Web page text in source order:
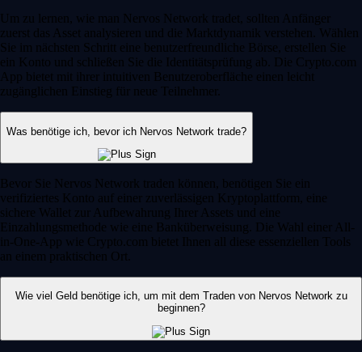
Um zu lernen, wie man Nervos Network tradet, sollten Anfänger
zuerst das Asset analysieren und die Marktdynamik verstehen. Wählen
Sie im nächsten Schritt eine benutzerfreundliche Börse, erstellen Sie
ein Konto und schließen Sie die Identitätsprüfung ab. Die Crypto.com
App bietet mit ihrer intuitiven Benutzeroberfläche einen leicht
zugänglichen Einstieg für neue Teilnehmer.
Was benötige ich, bevor ich Nervos Network trade?
Bevor Sie Nervos Network traden können, benötigen Sie ein
verifiziertes Konto auf einer zuverlässigen Kryptoplattform, eine
sichere Wallet zur Aufbewahrung Ihrer Assets und eine
Einzahlungsmethode wie eine Banküberweisung. Die Wahl einer All-
in-One-App wie Crypto.com bietet Ihnen all diese essenziellen Tools
an einem praktischen Ort.
Wie viel Geld benötige ich, um mit dem Traden von Nervos Network zu
beginnen?